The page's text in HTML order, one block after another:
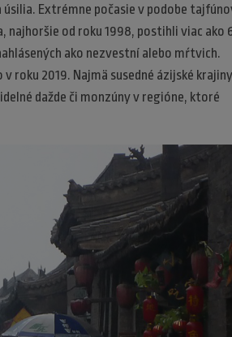
Extrémne počasie v podobe
od roku 1998, postihli viac ako
ako nezvestní alebo mŕtvich.
roku 2019. Najmä susedné ázijské
dažde či monzúny v regióne, ktoré